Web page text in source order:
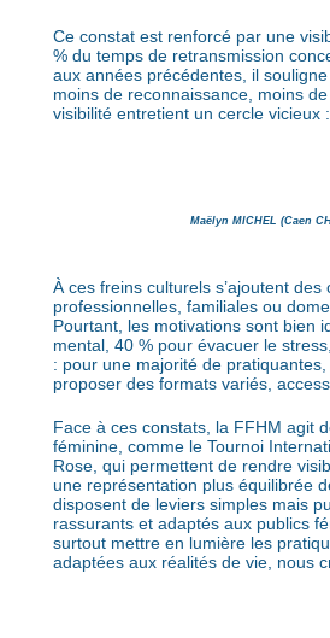
Ce constat est renforcé par une
% du temps de retransmission
aux années précédentes, il
moins de reconnaissance, moins
visibilité entretient un cercle vicieux
Maëlyn MICHEL (Caen
À ces freins culturels s’ajoutent
professionnelles, familiales ou
Pourtant, les motivations sont bien
mental, 40 % pour évacuer le
: pour une majorité de pratiquantes,
proposer des formats variés,
Face à ces constats, la FFHM agit
féminine, comme le Tournoi
Rose, qui permettent de rendre
une représentation plus équilibrée
disposent de leviers simples mais
rassurants et adaptés aux publics
surtout mettre en lumière les
adaptées aux réalités de vie, nous